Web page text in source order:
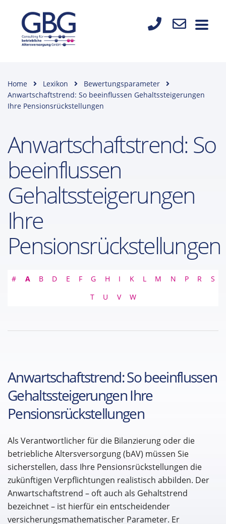
Home Lexikon
Bewertungsparameter
Anwartschaftstrend: So beeinflussen Gehaltssteigerungen
Ihre Pensionsrückstellungen
Anwartschaftstrend: So
beeinflussen
Gehaltssteigerungen
Ihre
Pensionsrückstellungen
# A B D E F G H I K L M N P R
S
T
U V W
Anwartschaftstrend: So beeinflussen
Gehaltssteigerungen Ihre
Pensionsrückstellungen
Als Verantwortlicher für die Bilanzierung oder die
betriebliche Altersversorgung (bAV) müssen Sie
sicherstellen, dass Ihre Pensionsrückstellungen die
zukünftigen Verpflichtungen realistisch abbilden. Der
Anwartschaftstrend – oft auch als Gehaltstrend
bezeichnet – ist hierfür ein entscheidender
versicherungsmathematischer Parameter. Er